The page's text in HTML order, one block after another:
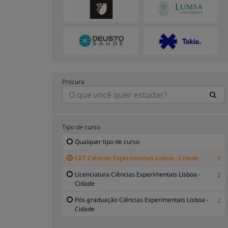
Procura
Tipo de curso
Qualquer tipo de curso
CET Ciências Experimentais Lisboa - Cidade
1
Licenciatura Ciências Experimentais Lisboa -
Cidade
2
Pós-graduação Ciências Experimentais Lisboa -
Cidade
2